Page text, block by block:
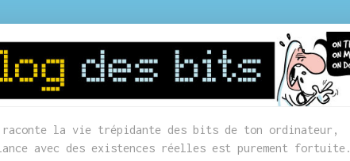
raconte la vie trépidante des bits de ton ordinateur,
avec des existences réelles est purement fortuite.